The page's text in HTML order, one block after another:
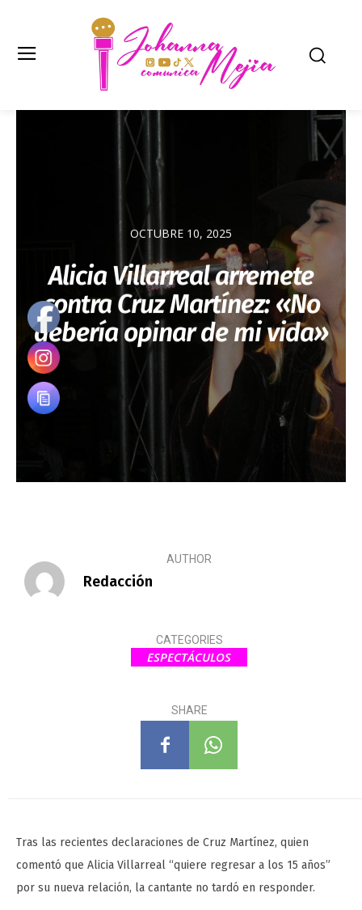
OCTUBRE 10, 2025
Alicia Villarreal arremete
contra Cruz Martínez: «No
debería opinar de mi vida»
AUTHOR
Redacción
CATEGORIES
ESPECTÁCULOS
SHARE
Tras las recientes declaraciones de Cruz Martínez, quien
comentó que Alicia Villarreal “quiere regresar a los 15 años”
por su nueva relación, la cantante no tardó en responder.